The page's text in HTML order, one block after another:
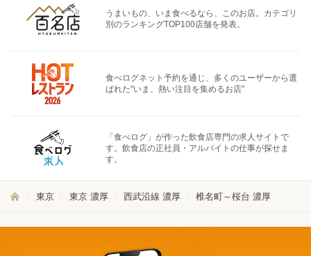
うまいもの、いま食べるなら、このお店。カテゴリ
別のランキングTOP100店舗を発表。
食べログネット予約を通じ、多くのユーザーから選
ばれた"いま、熱い注目を集めるお店"
「食べログ」が作った飲食店専門の求人サイトで
す。飲食店の正社員・アルバイトの仕事が探せま
す。
東京 東京 濃厚 西武沿線 濃厚 椎名町～桜台 濃厚